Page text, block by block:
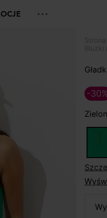
-